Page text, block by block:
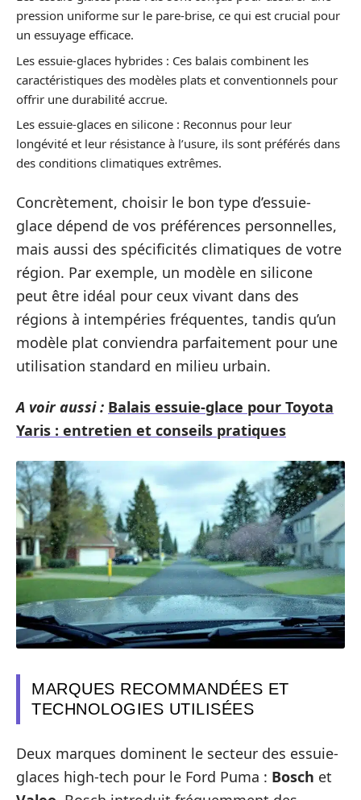
pression uniforme sur le pare-brise, ce qui est crucial pour
un essuyage efficace.
Les essuie-glaces hybrides : Ces balais combinent les
caractéristiques des modèles plats et conventionnels pour
offrir une durabilité accrue.
Les essuie-glaces en silicone : Reconnus pour leur
longévité et leur résistance à l’usure, ils sont préférés dans
des conditions climatiques extrêmes.
Concrètement, choisir le bon type d’essuie-
glace dépend de vos préférences personnelles,
mais aussi des spécificités climatiques de votre
région. Par exemple, un modèle en silicone
peut être idéal pour ceux vivant dans des
régions à intempéries fréquentes, tandis qu’un
modèle plat conviendra parfaitement pour une
utilisation standard en milieu urbain.
A voir aussi : Balais essuie-glace pour Toyota
Yaris : entretien et conseils pratiques
MARQUES RECOMMANDÉES ET
TECHNOLOGIES UTILISÉES
Deux marques dominent le secteur des essuie-
glaces high-tech pour le Ford Puma : Bosch et